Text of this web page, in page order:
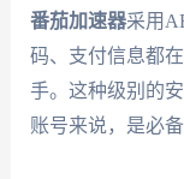
番茄加速器采用
码、支付信息都
手。这种级别的
账号来说，是必备